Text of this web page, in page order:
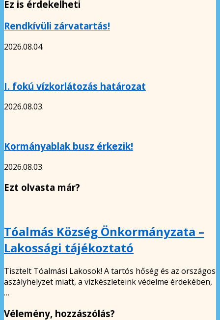
Ez is érdekelheti
Rendkívüli zárvatartás!
2026.08.04.
I. fokú vízkorlátozás határozat
2026.08.03.
Kormányablak busz érkezik!
2026.08.03.
Ezt olvasta már?
Tóalmás Község Önkormányzata –
Lakossági tájékoztató
Tisztelt Tóalmási Lakosok! A tartós hőség és az országos
aszályhelyzet miatt, a vízkészleteink védelme érdekében,
…
Vélemény, hozzászólás?